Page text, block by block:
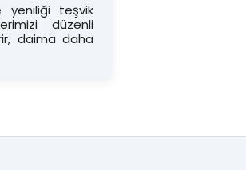
yeniliği teşvik
düzenli
daima daha